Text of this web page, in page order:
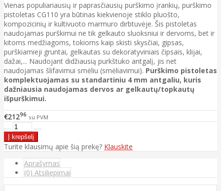
Vienas populiariausių ir paprasčiausių purškimo įrankių, purškimo
pistoletas CG110 yra būtinas kiekvienoje stiklo pluošto,
kompozicinių ir kultivuoto marmuro dirbtuvėje. Šis pistoletas
naudojamas purškimui ne tik gelkauto sluoksniui ir dervoms, bet ir
kitoms medžiagoms, tokioms kaip skisti skysčiai, gipsas,
purškiamieji gruntai, gelkautas su dekoratyviniais čipsais, klijai,
dažai,... Naudojant didžiausią purkštuko antgalį, jis net
naudojamas šlifavimui smėliu (smėliavimui). Purškimo pistoletas
komplektuojamas su standartiniu 4 mm antgaliu, kuris
dažniausia naudojamas dervos ar gelkautų/topkautų
išpurškimui.
€21296 su PVM
Turite klausimų apie šią prekę? Klauskite
Aprašymas
(0) Atsiliepimai